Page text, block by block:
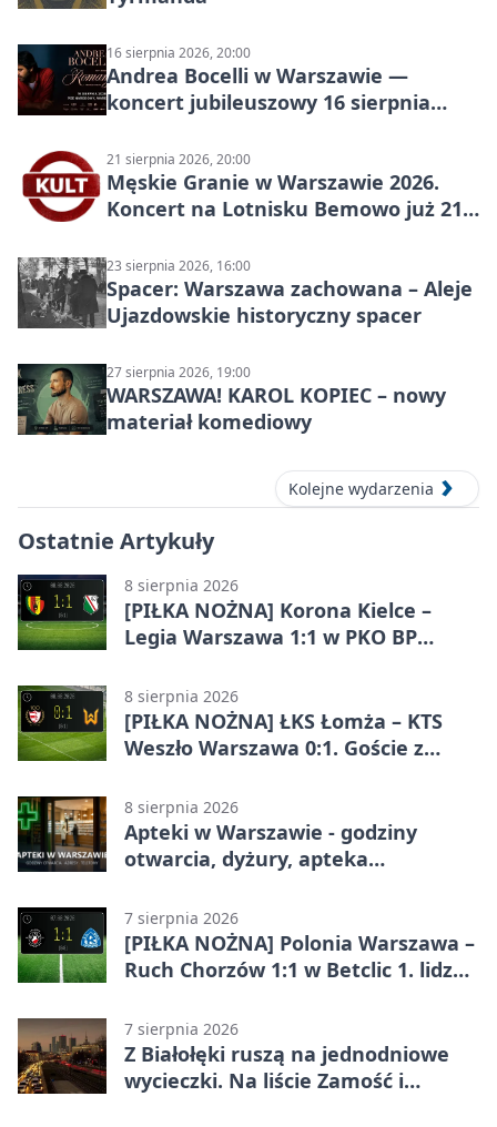
16 sierpnia 2026, 20:00
Andrea Bocelli w Warszawie —
koncert jubileuszowy 16 sierpnia
21 sierpnia 2026, 20:00
Męskie Granie w Warszawie 2026.
Koncert na Lotnisku Bemowo już 21
23 sierpnia 2026, 16:00
Spacer: Warszawa zachowana – Aleje
Ujazdowskie historyczny spacer
27 sierpnia 2026, 19:00
WARSZAWA! KAROL KOPIEC – nowy
materiał komediowy
Kolejne wydarzenia
Ostatnie Artykuły
8 sierpnia 2026
[PIŁKA NOŻNA] Korona Kielce –
Legia Warszawa 1:1 w PKO BP
zwycięstwo z rąk
8 sierpnia 2026
[PIŁKA NOŻNA] ŁKS Łomża – KTS
Weszło Warszawa 0:1. Goście z
w Betclic 3. Lidze Grupa 1 (Grupa I)
8 sierpnia 2026
Apteki w Warszawie - godziny
otwarcia, dyżury, apteka
7 sierpnia 2026
[PIŁKA NOŻNA] Polonia Warszawa –
Ruch Chorzów 1:1 w Betclic 1. lidze.
7 sierpnia 2026
Z Białołęki ruszą na jednodniowe
wycieczki. Na liście Zamość i